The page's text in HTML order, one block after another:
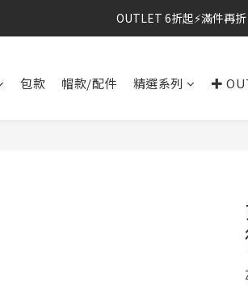
⚡春夏新品｜二件85折
OUTLET 6折起⚡滿件再折
包款 帽款/配件 精選系列 ✚